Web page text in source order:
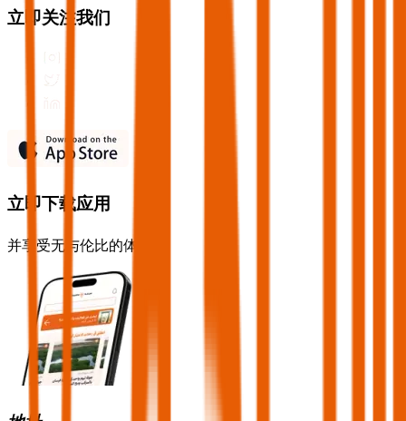
立即关注我们
立即下载应用
并享受无与伦比的体验！